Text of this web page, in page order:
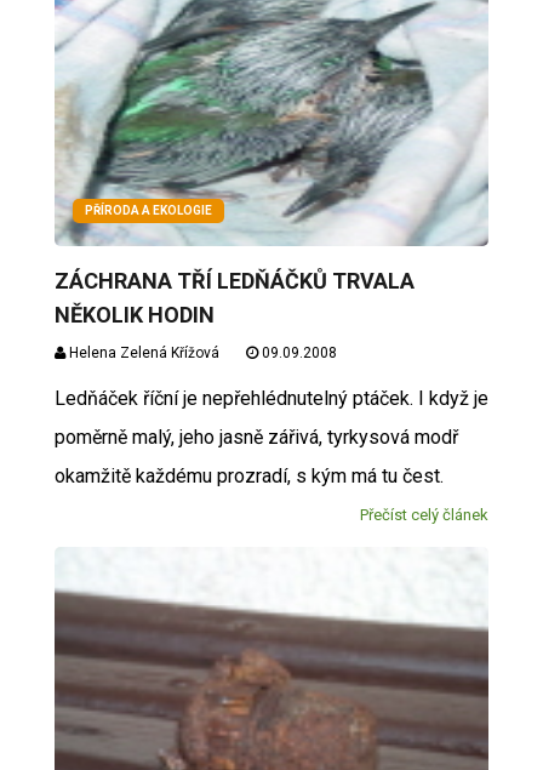
PŘÍRODA A EKOLOGIE
ZÁCHRANA TŘÍ LEDŇÁČKŮ TRVALA
NĚKOLIK HODIN
Helena Zelená Křížová 09.09.2008
Ledňáček říční je nepřehlédnutelný ptáček. I když je
poměrně malý, jeho jasně zářivá, tyrkysová modř
okamžitě každému prozradí, s kým má tu čest.
Přečíst celý článek